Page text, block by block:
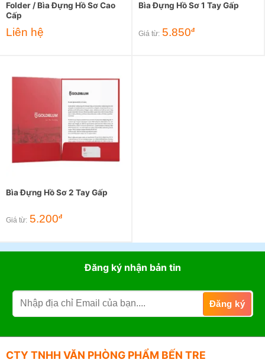
Folder / Bìa Đựng Hồ Sơ Cao
Cấp
Liên hệ
Bìa Đựng Hồ Sơ 1 Tay Gấp
Giá từ: 5.850đ
Bìa Đựng Hồ Sơ 2 Tay Gấp
Giá từ: 5.200đ
Đăng ký nhận bản tin
CTY TNHH VĂN PHÒNG PHẨM BẾN TRE